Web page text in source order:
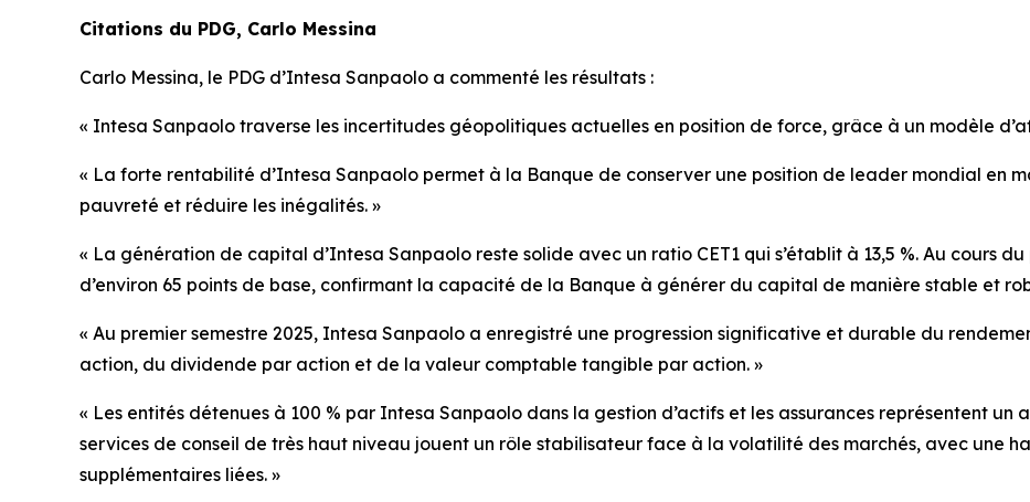
Citations du PDG, Carlo Messina
Carlo Messina, le PDG d’Intesa Sanpaolo a commenté les résultats :
« Intesa Sanpaolo traverse les incertitudes géopolitiques actuelles en position de force, grâce à un modèle
« La forte rentabilité d’Intesa Sanpaolo permet à la Banque de conserver une position de leader mondial en
pauvreté et réduire les inégalités. »
« La génération de capital d’Intesa Sanpaolo reste solide avec un ratio CET1 qui s’établit à 13,5 %. Au cours
d’environ 65 points de base, confirmant la capacité de la Banque à générer du capital de manière stable et
« Au premier semestre 2025, Intesa Sanpaolo a enregistré une progression significative et durable du
action, du dividende par action et de la valeur comptable tangible par action. »
« Les entités détenues à 100 % par Intesa Sanpaolo dans la gestion d’actifs et les assurances représentent un
services de conseil de très haut niveau jouent un rôle stabilisateur face à la volatilité des marchés, avec une
supplémentaires liées. »